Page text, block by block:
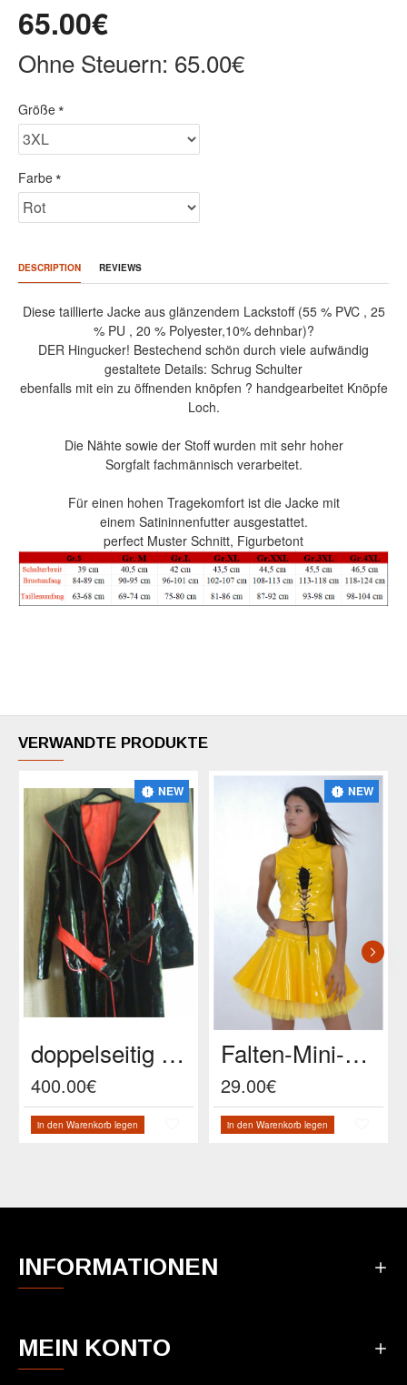
65.00€
Ohne Steuern: 65.00€
Größe
Farbe
DESCRIPTION REVIEWS
Diese taillierte Jacke aus glänzendem Lackstoff (55 % PVC , 25
% PU , 20 % Polyester,10% dehnbar)?
DER Hingucker! Bestechend schön durch viele aufwändig
gestaltete Details: Schrug Schulter
ebenfalls mit ein zu öffnenden knöpfen ? handgearbeitet Knöpfe
Loch.
Die Nähte sowie der Stoff wurden mit sehr hoher
Sorgfalt fachmännisch verarbeitet.
Für einen hohen Tragekomfort ist die Jacke mit
einem Satininnenfutter ausgestattet.
perfect Muster Schnitt, Figurbetont
VERWANDTE PRODUKTE
NEW
doppelseitig vinyl Badmantel ,bodenlang
400.00€
in den Warenkorb legen
NEW
Falten-Mini-Rock mit Tütü,gelb
29.00€
in den Warenkorb legen
INFORMATIONEN
MEIN KONTO